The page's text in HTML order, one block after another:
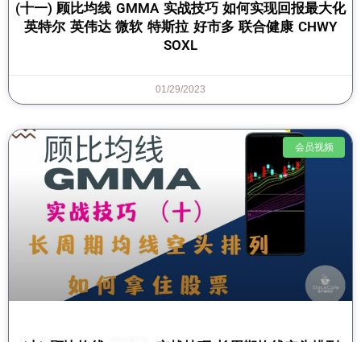
(十一) 顾比均线 GMMA 实战技巧 如何实现回报最大化
英特尔 英伟达 微软 特斯拉 好市多 联合健康 CHWY
SOXL
01/29/2023
会员视频